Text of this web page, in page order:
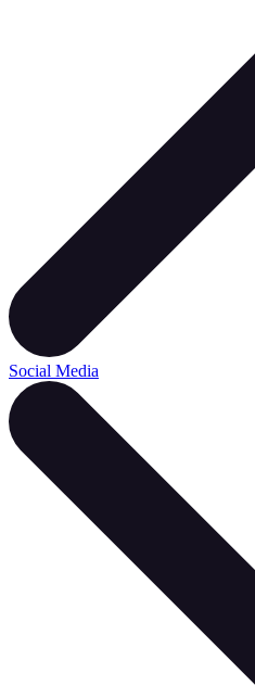
Social Media